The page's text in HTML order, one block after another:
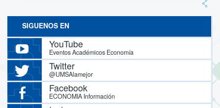
SIGUENOS EN
YouTube
Eventos Académicos Economía
Twitter
@UMSAlamejor
Facebook
ECONOMIA Información